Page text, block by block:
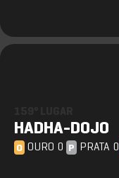
HADHA-DOJO
O OURO 0 P PRATA 0